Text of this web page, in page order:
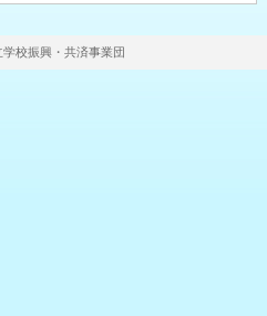
校振興・共済事業団